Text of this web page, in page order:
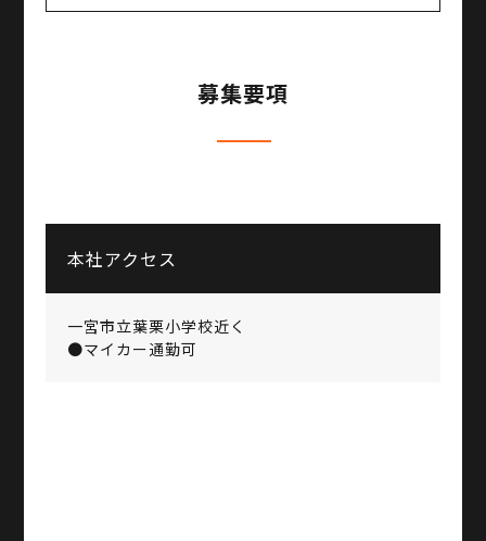
募集要項
本社アクセス
一宮市立葉栗小学校近く
●マイカー通勤可